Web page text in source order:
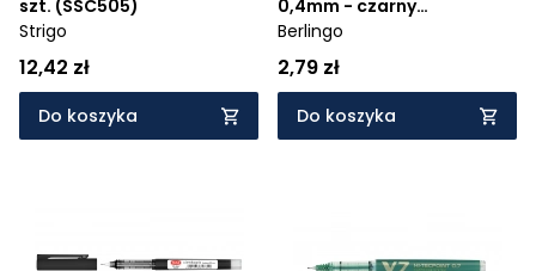
szt. (SSC505)
Strigo
12,42 zł
Do koszyka
0,4mm - czarny
(0000443)
Berlingo
2,79 zł
Do koszyka